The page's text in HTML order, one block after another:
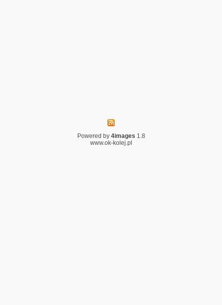
Powered by 4images 1.8
www.ok-kolej.pl